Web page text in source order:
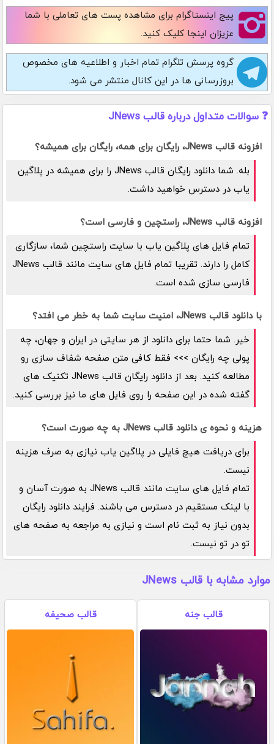
پیج اینستاگرام برای مشاهده پست های تعاملی با شما
عزیزان اینجا کلیک کنید.
گروه پرسش تلگرام تمام اخبار و اطلاعیه های مخصوص
بروزرسانی ها در این کانال منتشر می شود.
❓ سوالات متداول درباره قالب JNews
افزونه قالب JNews، رایگان برای همه، رایگان برای همیشه؟
بله. شما دانلود رایگان قالب JNews را برای همیشه در پلاگین
یاب در دسترس خواهید داشت.
افزونه قالب JNews، راستچین و فارسی است؟
تمام فایل های پلاگین یاب با سایت راستچین شما، سازگاری
کامل را دارند. تقریبا تمام فایل های سایت مانند قالب JNews
فارسی سازی شده است.
با دانلود قالب JNews، امنیت سایت شما به خطر می افتد؟
خیر. شما حتما برای دانلود از هر سایتی در ایران و جهان، چه
پولی چه رایگان >>> فقط کافی متن صفحه شفاف سازی رو
مطالعه کنید. بعد از دانلود رایگان قالب JNews تکنیک های
گفته شده در این صفحه را روی فایل های ما نیز بررسی کنید.
هزینه و نحوه ی دانلود قالب JNews به چه صورت است؟
برای دریافت هیچ فایلی در پلاگین یاب نیازی به صرف هزینه
نیست.
تمام فایل های سایت مانند قالب JNews به صورت آسان و
با لینک مستقیم در دسترس می باشند. فرایند دانلود رایگان
بدون نیاز به ثبت نام است و نیازی به مراجعه به صفحه های
تو در تو نیست.
موارد مشابه با قالب JNews
قالب جنه قالب صحیفه